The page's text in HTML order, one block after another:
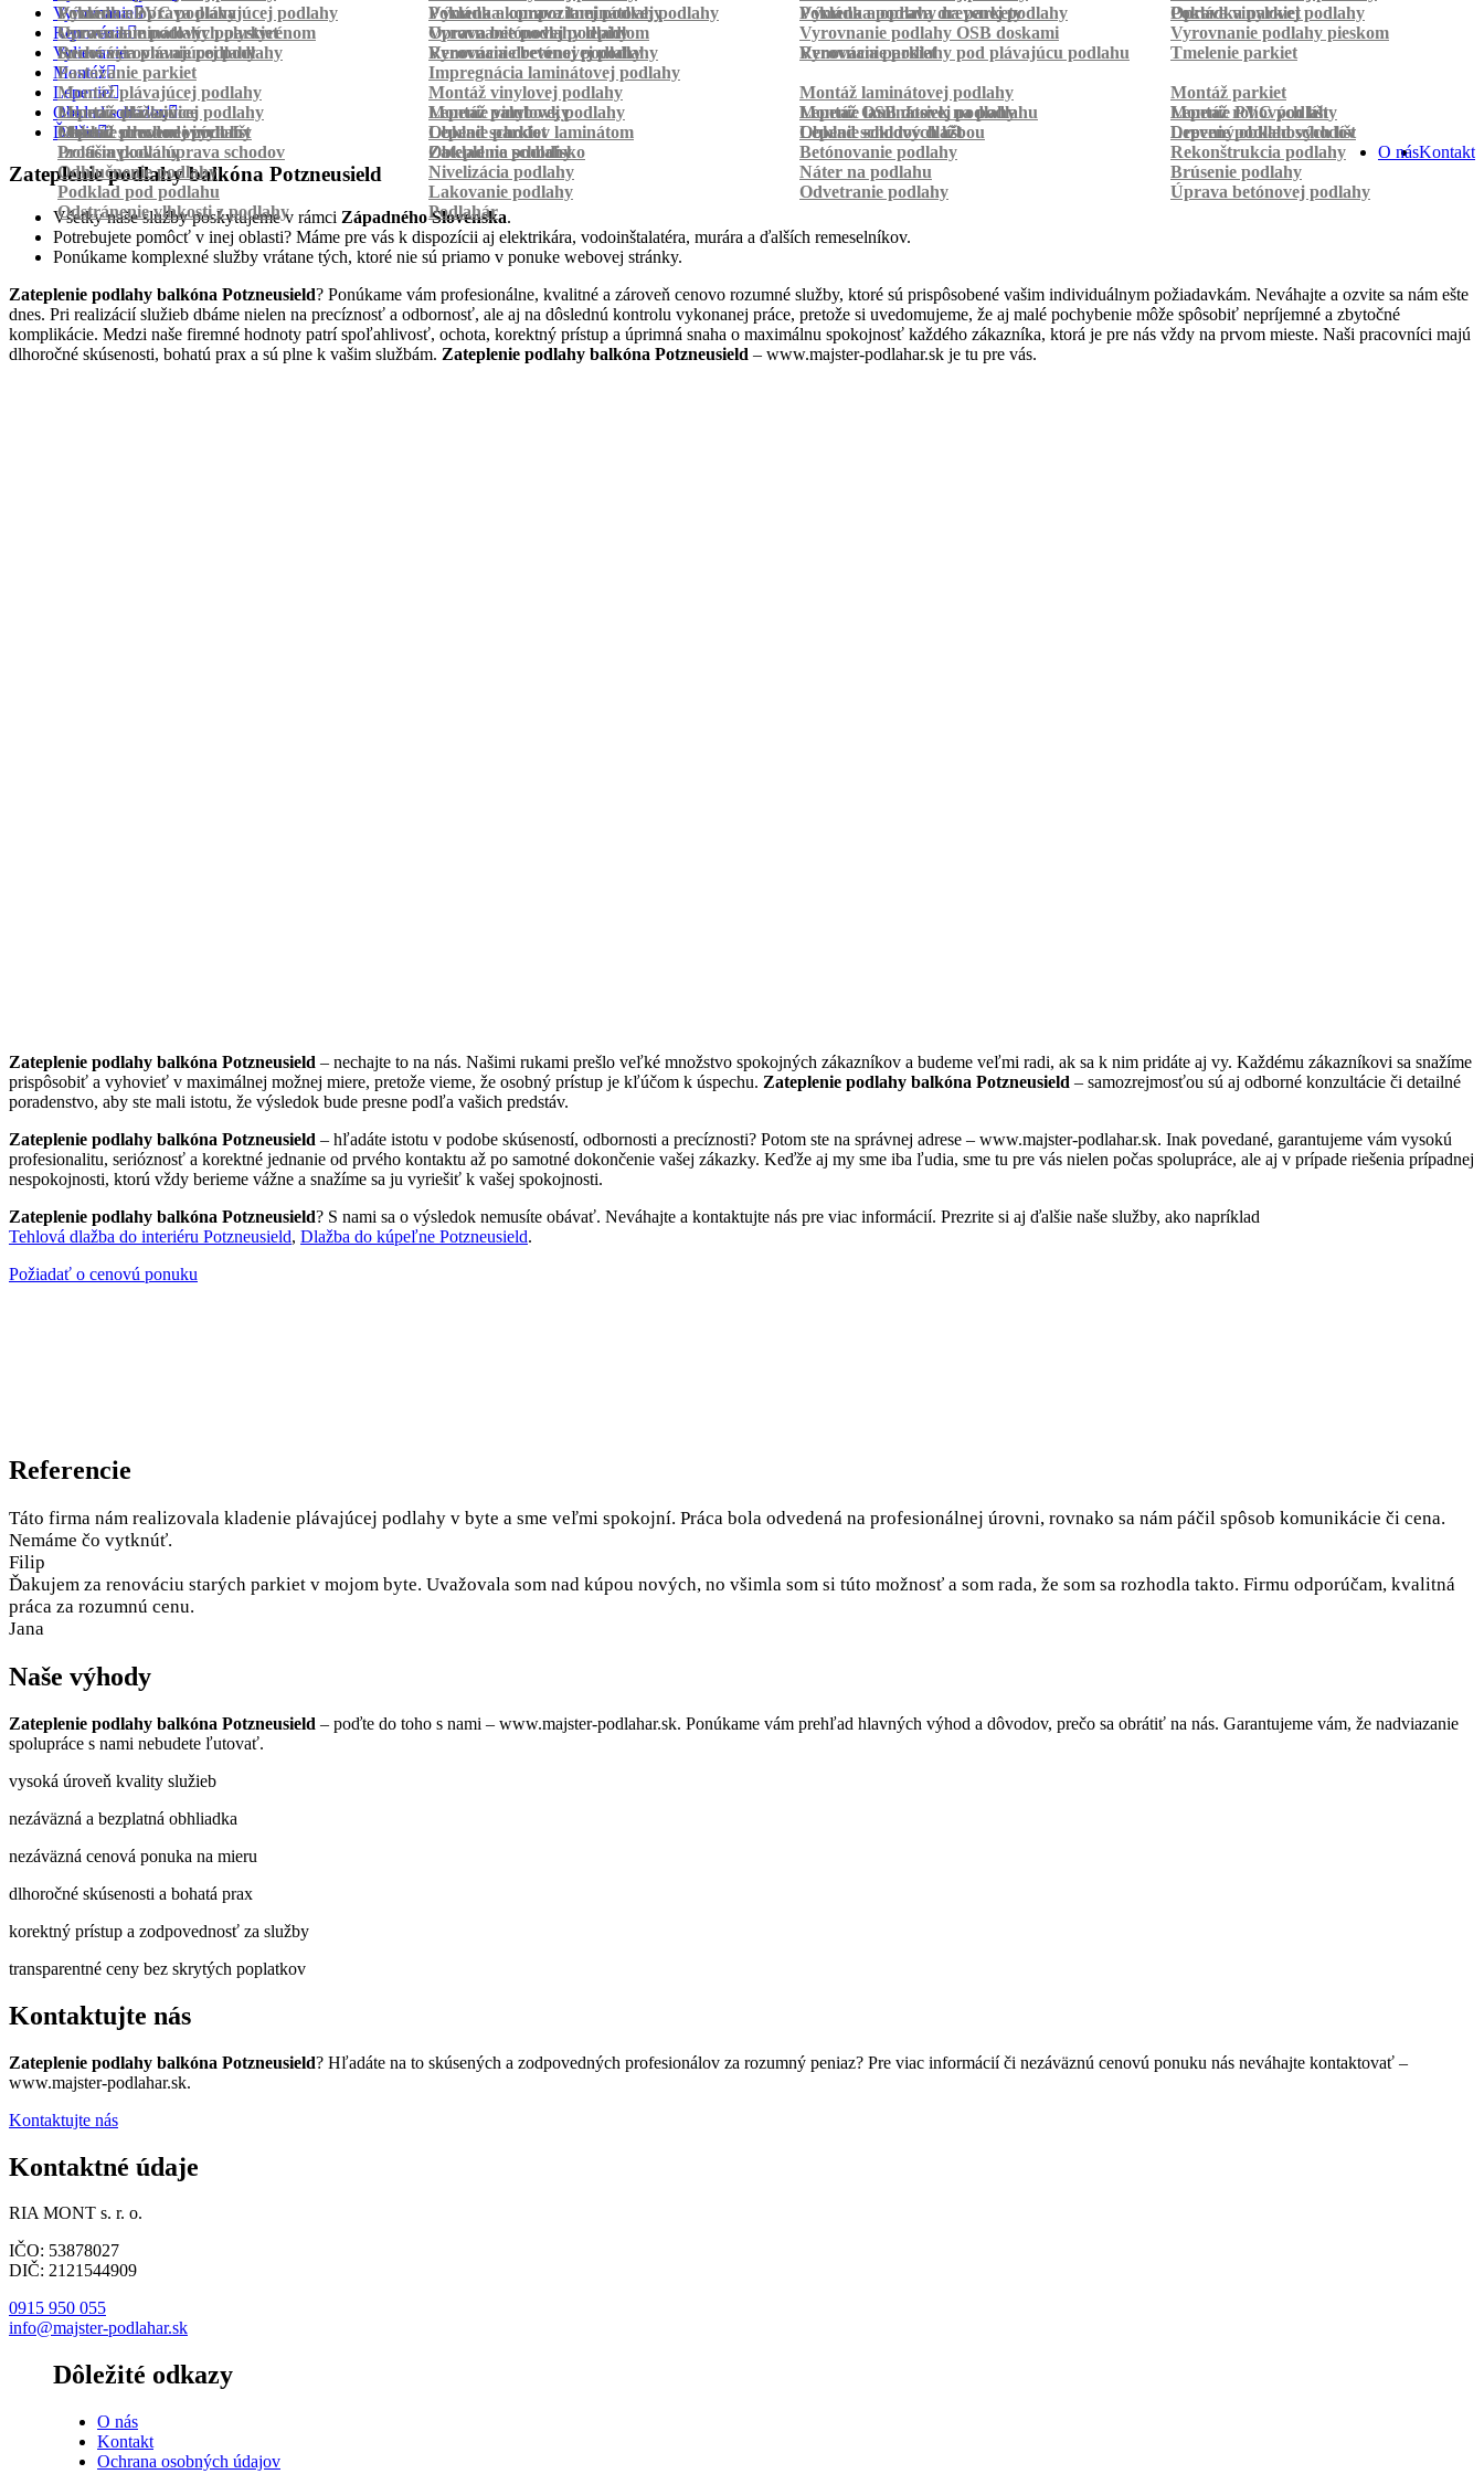
Pokládka PVC podlahy
Pokládka kompozitnej podlahy Pokládka podlahy na parkety Pokládka parkiet
Výmena a oprava plávajúcej podlahy
Výmena a oprava laminátovej podlahy Výmena a oprava drevenej podlahy
Oprava vinylovej podlahy
Oprava laminátových parkiet
Oprava betónovej podlahy
Vyrovnanie
Vyrovnanie podlahy polystyrénom
Vyrovnanie podlahy lepidlom Vyrovnanie podlahy OSB doskami
Vyrovnanie podlahy pieskom
Suché vyrovnanie podlahy
Vyrovnanie betónovej podlahy Vyrovnanie podlahy pod plávajúcu podlahu
Renovácia
Renovácia plávajúcej podlahy
Renovácia drevenej podlahy Renovácia parkiet
Tmelenie parkiet
Pastovanie parkiet
Impregnácia laminátovej podlahy
Vylievanie
Montáž
Montáž plávajúcej podlahy
Montáž vinylovej podlahy Montáž laminátovej podlahy
Montáž parkiet
Montáž dlážkovice
Montáž palubovky Montáž OSB dosiek na podlahu
Montáž rohových líšt
Montáž prechodových líšt
Lepenie
Lepenie plávajúcej podlahy
Lepenie vinylovej podlahy Lepenie laminátovej podlahy
Lepenie PVC podlahy
Lepenie drevenej podlahy
Lepenie parkiet Lepenie soklových líšt Lepenie podlahových líšt
Obklad schodov
Obklad schodov vinylom
Obklad schodov laminátom Obklad schodov dlažbou
Drevený obklad schodov
Protišmyková úprava schodov
Obklad na schodisko
Ďalšie
Izolácia podlahy
Zateplenie podlahy Betónovanie podlahy
Rekonštrukcia podlahy
Odhlučnenie podlahy
Nivelizácia podlahy Náter na podlahu
Brúsenie podlahy
Podklad pod podlahu
Lakovanie podlahy Odvetranie podlahy
Úprava betónovej podlahy
Odstránenie vlhkosti z podlahy
Podlahár
Kontakt
O nás
Zateplenie podlahy balkóna Potzneusield
Všetky naše služby poskytujeme v rámci Západného Slovenska.
Potrebujete pomôcť v inej oblasti? Máme pre vás k dispozícii aj elektrikára, vodoinštalatéra, murára a ďalších remeselníkov.
Ponúkame komplexné služby vrátane tých, ktoré nie sú priamo v ponuke webovej stránky.
Zateplenie podlahy balkóna Potzneusield? Ponúkame vám profesionálne, kvalitné a zároveň cenovo rozumné služby, ktoré sú prispôsobené vašim individuálnym požiadavkám. Neváhajte a ozvite sa nám ešte
dnes. Pri realizácií služieb dbáme nielen na precíznosť a odbornosť, ale aj na dôslednú kontrolu vykonanej práce, pretože si uvedomujeme, že aj malé pochybenie môže spôsobiť nepríjemné a zbytočné
komplikácie. Medzi naše firemné hodnoty patrí spoľahlivosť, ochota, korektný prístup a úprimná snaha o maximálnu spokojnosť každého zákazníka, ktorá je pre nás vždy na prvom mieste. Naši pracovníci majú
dlhoročné skúsenosti, bohatú prax a sú plne k vašim službám. Zateplenie podlahy balkóna Potzneusield – www.majster-podlahar.sk je tu pre vás.
Zateplenie podlahy balkóna Potzneusield – nechajte to na nás. Našimi rukami prešlo veľké množstvo spokojných zákazníkov a budeme veľmi radi, ak sa k nim pridáte aj vy. Každému zákazníkovi sa snažíme
prispôsobiť a vyhovieť v maximálnej možnej miere, pretože vieme, že osobný prístup je kľúčom k úspechu. Zateplenie podlahy balkóna Potzneusield – samozrejmosťou sú aj odborné konzultácie či detailné
poradenstvo, aby ste mali istotu, že výsledok bude presne podľa vašich predstáv.
Zateplenie podlahy balkóna Potzneusield – hľadáte istotu v podobe skúseností, odbornosti a precíznosti? Potom ste na správnej adrese – www.majster-podlahar.sk. Inak povedané, garantujeme vám vysokú
profesionalitu, serióznosť a korektné jednanie od prvého kontaktu až po samotné dokončenie vašej zákazky. Keďže aj my sme iba ľudia, sme tu pre vás nielen počas spolupráce, ale aj v prípade riešenia prípadnej
nespokojnosti, ktorú vždy berieme vážne a snažíme sa ju vyriešiť k vašej spokojnosti.
Zateplenie podlahy balkóna Potzneusield? S nami sa o výsledok nemusíte obávať. Neváhajte a kontaktujte nás pre viac informácií. Prezrite si aj ďalšie naše služby, ako napríklad
Tehlová dlažba do interiéru Potzneusield, Dlažba do kúpeľne Potzneusield.
Požiadať o cenovú ponuku
Referencie
Táto firma nám realizovala kladenie plávajúcej podlahy v byte a sme veľmi spokojní. Práca bola odvedená na profesionálnej úrovni, rovnako sa nám páčil spôsob komunikácie či cena.
Nemáme čo vytknúť.
Filip
Ďakujem za renováciu starých parkiet v mojom byte. Uvažovala som nad kúpou nových, no všimla som si túto možnosť a som rada, že som sa rozhodla takto. Firmu odporúčam, kvalitná
práca za rozumnú cenu.
Jana
Naše výhody
Zateplenie podlahy balkóna Potzneusield – poďte do toho s nami – www.majster-podlahar.sk. Ponúkame vám prehľad hlavných výhod a dôvodov, prečo sa obrátiť na nás. Garantujeme vám, že nadviazanie
spolupráce s nami nebudete ľutovať.
vysoká úroveň kvality služieb
nezáväzná a bezplatná obhliadka
nezáväzná cenová ponuka na mieru
dlhoročné skúsenosti a bohatá prax
korektný prístup a zodpovednosť za služby
transparentné ceny bez skrytých poplatkov
Kontaktujte nás
Zateplenie podlahy balkóna Potzneusield? Hľadáte na to skúsených a zodpovedných profesionálov za rozumný peniaz? Pre viac informácií či nezáväznú cenovú ponuku nás neváhajte kontaktovať –
www.majster-podlahar.sk.
Kontaktujte nás
Kontaktné údaje
RIA MONT s. r. o.
IČO: 53878027
DIČ: 2121544909
0915 950 055
info@majster-podlahar.sk
Dôležité odkazy
O nás
Kontakt
Ochrana osobných údajov